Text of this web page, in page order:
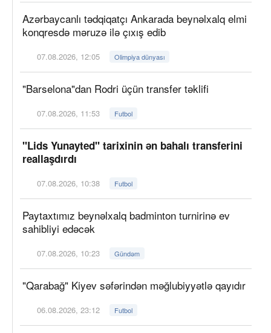
Azərbaycanlı tədqiqatçı Ankarada beynəlxalq elmi
konqresdə məruzə ilə çıxış edib
07.08.2026, 12:05 Olimpiya dünyası
"Barselona"dan Rodri üçün transfer təklifi
07.08.2026, 11:53 Futbol
"Lids Yunayted" tarixinin ən bahalı transferini
reallaşdırdı
07.08.2026, 10:38 Futbol
Paytaxtımız beynəlxalq badminton turnirinə ev
sahibliyi edəcək
07.08.2026, 10:23 Gündəm
"Qarabağ" Kiyev səfərindən məğlubiyyətlə qayıdır
06.08.2026, 23:12 Futbol